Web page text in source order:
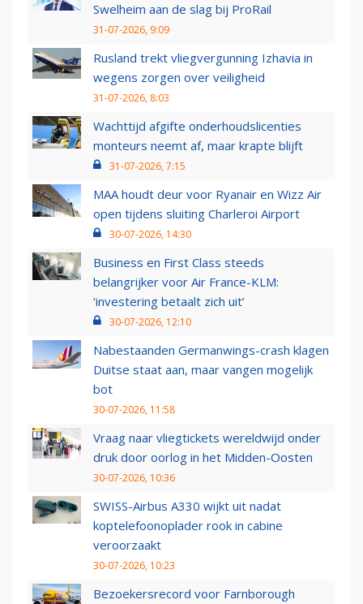
Swelheim aan de slag bij ProRail
31-07-2026, 9:09
Rusland trekt vliegvergunning Izhavia in
wegens zorgen over veiligheid
31-07-2026, 8:03
Wachttijd afgifte onderhoudslicenties
monteurs neemt af, maar krapte blijft
31-07-2026, 7:15
MAA houdt deur voor Ryanair en Wizz Air
open tijdens sluiting Charleroi Airport
30-07-2026, 14:30
Business en First Class steeds
belangrijker voor Air France-KLM:
‘investering betaalt zich uit’
30-07-2026, 12:10
Nabestaanden Germanwings-crash klagen
Duitse staat aan, maar vangen mogelijk
bot
30-07-2026, 11:58
Vraag naar vliegtickets wereldwijd onder
druk door oorlog in het Midden-Oosten
30-07-2026, 10:36
SWISS-Airbus A330 wijkt uit nadat
koptelefoonoplader rook in cabine
veroorzaakt
30-07-2026, 10:23
Bezoekersrecord voor Farnborough